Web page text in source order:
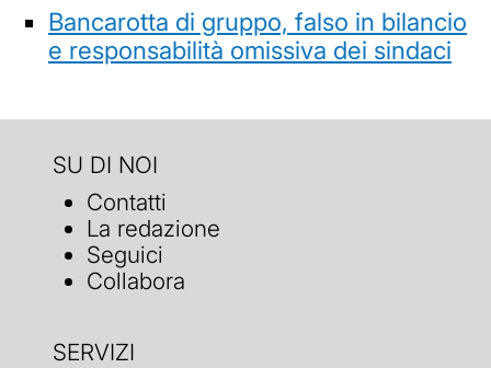
Bancarotta di gruppo, falso in bilancio
e responsabilità omissiva dei sindaci
SU DI NOI
Contatti
La redazione
Seguici
Collabora
SERVIZI